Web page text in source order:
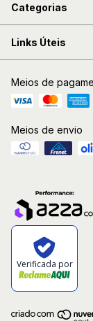
Categorias
Links Úteis
Meios de
Meios de envio
Verificada por